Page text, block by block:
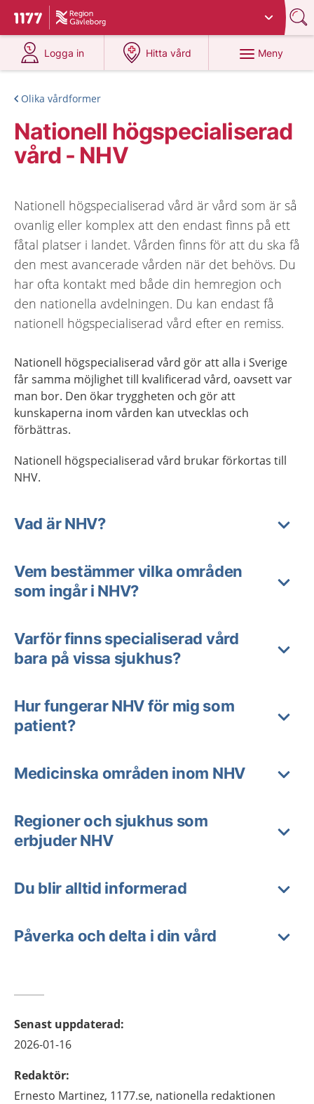
Till startsidan för 1177
Du har valt region
Logga in
på 1177.se
Hitta vård
på 1177.se
Meny
Olika vårdformer
Nationell högspecialiserad
vård - NHV
Nationell högspecialiserad vård är vård som är så
ovanlig eller komplex att den endast finns på ett
fåtal platser i landet. Vården finns för att du ska få
den mest avancerade vården när det behövs. Du
har ofta kontakt med både din hemregion och
den nationella avdelningen. Du kan endast få
nationell högspecialiserad vård efter en remiss.
Nationell högspecialiserad vård gör att alla i Sverige
får samma möjlighet till kvalificerad vård, oavsett var
man bor. Den ökar tryggheten och gör att
kunskaperna inom vården kan utvecklas och
förbättras.
Nationell högspecialiserad vård brukar förkortas till
NHV.
Vad är NHV?
Vem bestämmer vilka områden
som ingår i NHV?
Varför finns specialiserad vård
bara på vissa sjukhus?
Hur fungerar NHV för mig som
patient?
Medicinska områden inom NHV
Regioner och sjukhus som
erbjuder NHV
Du blir alltid informerad
Påverka och delta i din vård
Senast uppdaterad:
2026-01-16
Redaktör:
Ernesto Martinez, 1177.se, nationella redaktionen